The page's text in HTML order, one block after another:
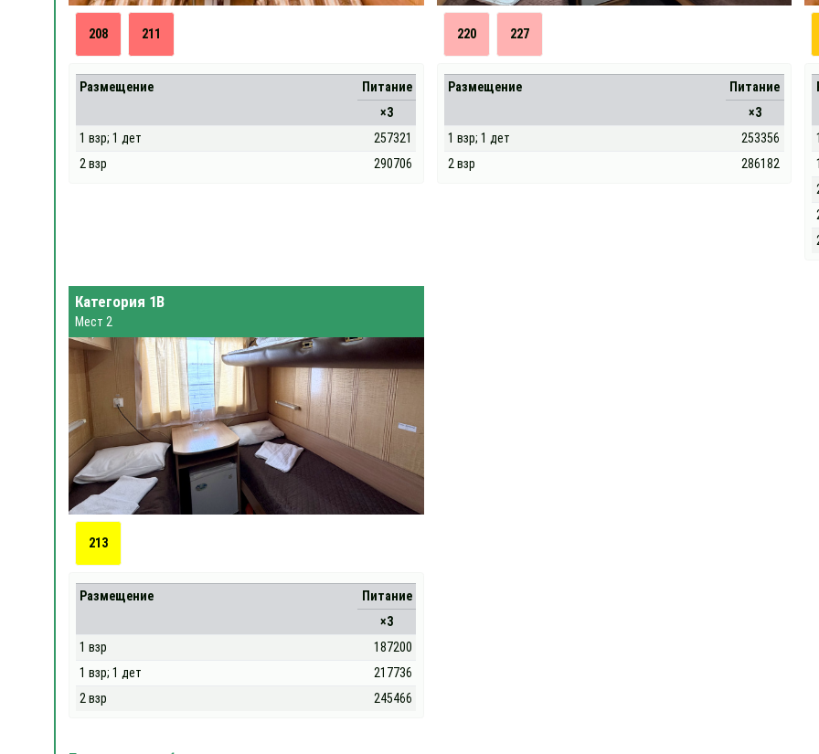
208 211
Размещение
Питание
×3
1 взр; 1 дет
257321
2 взр
290706
220 227
Размещение
Питание
×3
1 взр; 1 дет
253356
2 взр
286182
Категория 1В
Мест 2
213
Размещение
Питание
×3
1 взр
187200
1 взр; 1 дет
217736
2 взр
245466